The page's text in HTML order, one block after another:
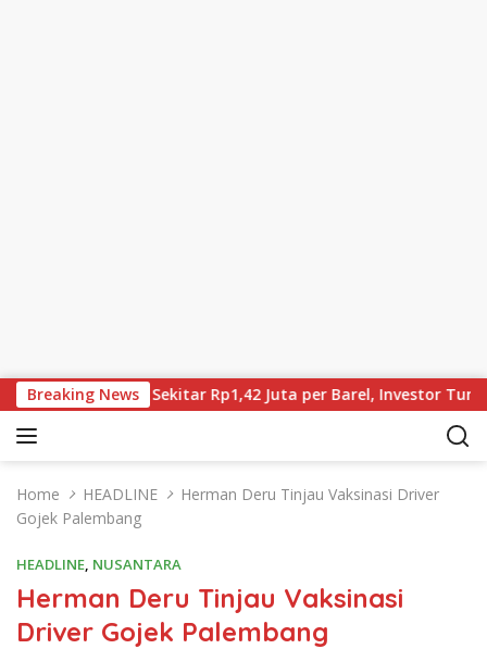
Breaking News
Brent Kini Sekitar Rp1,42 Juta per Barel, Investor Tunggu
Home HEADLINE
Herman Deru Tinjau Vaksinasi Driver
Gojek Palembang
HEADLINE, NUSANTARA
Herman Deru Tinjau Vaksinasi
Driver Gojek Palembang